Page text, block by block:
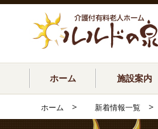
ホーム 施設案内
ホーム > 新着情報一覧 >